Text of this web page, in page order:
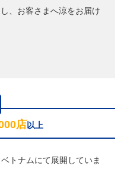
、お客さまへ涼をお届け
店 以上
トナムにて展開していま